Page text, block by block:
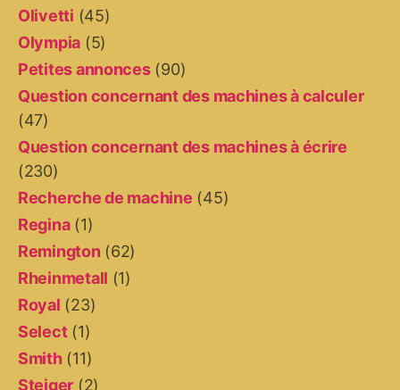
Olivetti (45)
Olympia (5)
Petites annonces(90)
Question concernant des machines à calculer
(47)
Question concernant des machines à écrire
(230)
Recherche de machine (45)
Regina(1)
Remington (62)
Rheinmetall (1)
Royal (23)
Select(1)
Smith(11)
Steiger (2)